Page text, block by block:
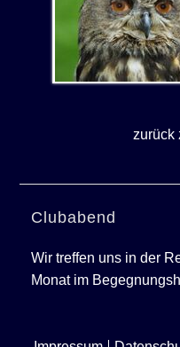
zurück
Clubabend
Wir treffen uns in der
Monat im